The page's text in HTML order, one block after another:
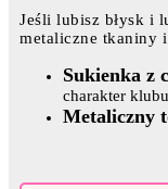
Jeśli lubisz błysk i
metaliczne tkaniny
Sukienka z
charakter
Metaliczny